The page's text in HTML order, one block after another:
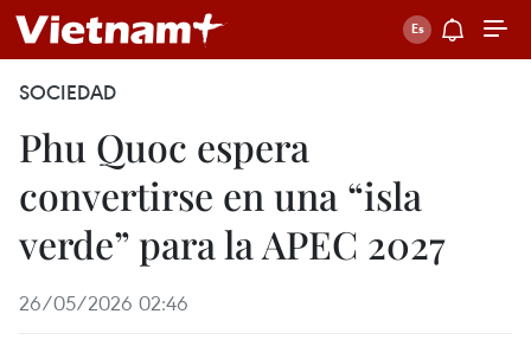
SOCIEDAD
Phu Quoc espera
convertirse en una “isla
verde” para la APEC 2027
26/05/2026 02:46